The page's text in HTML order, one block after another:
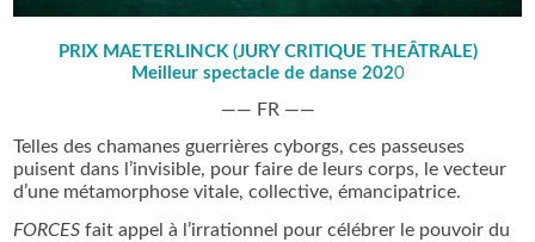
PRIX MAETERLINCK (JURY CRITIQUE THEÂTRALE)
Meilleur spectacle de danse 2020
—— FR ——
Telles des chamanes guerrières cyborgs, ces passeuses
puisent dans l’invisible, pour faire de leurs corps, le vecteur
d’une métamorphose vitale, collective, émancipatrice.
FORCES fait appel à l’irrationnel pour célébrer le pouvoir du